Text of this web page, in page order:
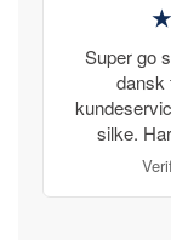
Super go
dansk
silke.